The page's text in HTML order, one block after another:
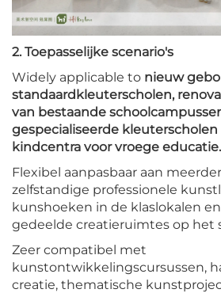
2. Toepasselijke scenario's
Widely applicable to nieuw
standaardkleuterscholen,
van bestaande
gespecialiseerde
kindcentra voor vroege educatie.
Flexibel aanpasbaar aan
zelfstandige professionele
kunshoeken in de klaslokalen
gedeelde creatieruimtes op het
Zeer compatibel met
kunstontwikkelingscursussen,
creatie, thematische